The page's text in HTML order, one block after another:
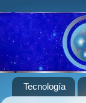
Tecnología